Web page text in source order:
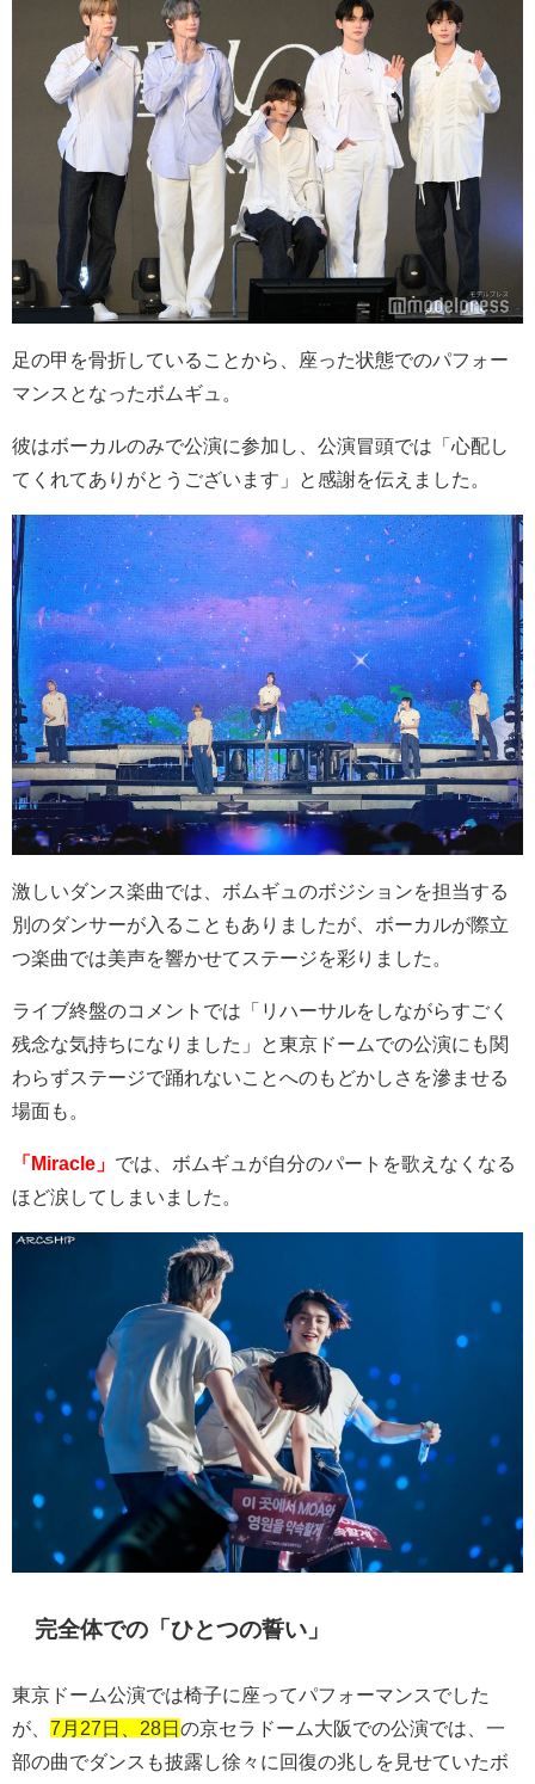
足の甲を骨折していることから、座った状態でのパフォー
マンスとなったボムギュ。
彼はボーカルのみで公演に参加し、公演冒頭では「心配し
てくれてありがとうございます」と感謝を伝えました。
激しいダンス楽曲では、ボムギュのボジションを担当する
別のダンサーが入ることもありましたが、ボーカルが際立
つ楽曲では美声を響かせてステージを彩りました。
ライブ終盤のコメントでは「リハーサルをしながらすごく
残念な気持ちになりました」と東京ドームでの公演にも関
わらずステージで踊れないことへのもどかしさを滲ませる
場面も。
「Miracle」 では、ボムギュが自分のパートを歌えなくなる
ほど涙してしまいました。
完全体での「ひとつの誓い」
東京ドーム公演では椅子に座ってパフォーマンスでした
が、 7月27日、28日 の京セラドーム大阪での公演では、一
部の曲でダンスも披露し徐々に回復の兆しを見せていたボ